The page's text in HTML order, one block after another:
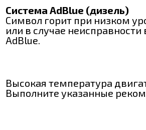
Система AdBlue (дизель)
Символ горит при низком
или в случае неисправности
AdBlue.
Высокая температура
Выполните указанные